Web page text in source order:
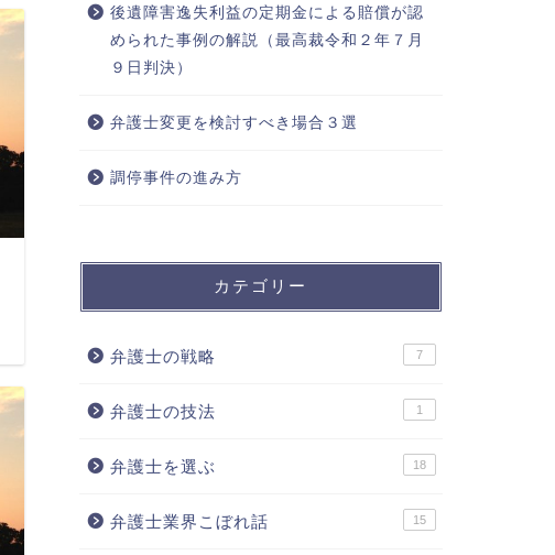
後遺障害逸失利益の定期金による賠償が認
められた事例の解説（最高裁令和２年７月
９日判決）
弁護士変更を検討すべき場合３選
調停事件の進み方
カテゴリー
弁護士の戦略 7
弁護士の技法 1
弁護士を選ぶ 18
弁護士業界こぼれ話 15